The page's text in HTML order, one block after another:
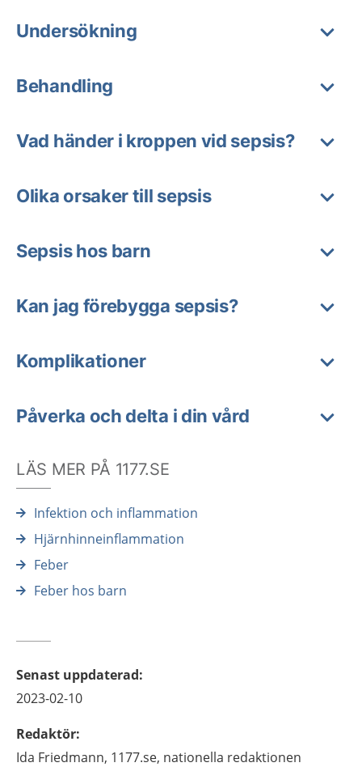
Undersökning
Behandling
Vad händer i kroppen vid sepsis?
Olika orsaker till sepsis
Sepsis hos barn
Kan jag förebygga sepsis?
Komplikationer
Påverka och delta i din vård
LÄS MER PÅ 1177.SE
Infektion och inflammation
Hjärnhinneinflammation
Feber
Feber hos barn
Senast uppdaterad:
2023-02-10
Redaktör:
Ida Friedmann, 1177.se, nationella redaktionen